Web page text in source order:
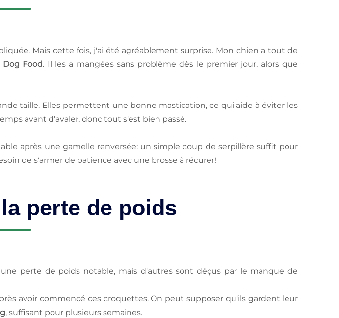
Mais cette fois, j'ai été agréablement surprise. Mon chien a tout de
Food. Il les a mangées sans problème dès le premier jour, alors que
taille. Elles permettent une bonne mastication, ce qui aide à éviter les
avant d'avaler, donc tout s'est bien passé.
après une gamelle renversée: un simple coup de serpillère suffit pour
de s'armer de patience avec une brosse à récurer!
perte de poids
perte de poids notable, mais d'autres sont déçus par le manque de
avoir commencé ces croquettes. On peut supposer qu'ils gardent leur
, suffisant pour plusieurs semaines.